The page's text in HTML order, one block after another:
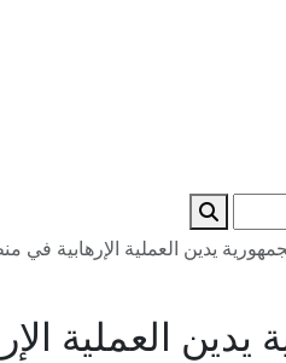
يدين العملية الإرهابية في
يدين العملية